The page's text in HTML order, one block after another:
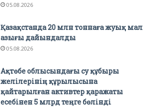
05.08.2026
Қазақстанда 20 млн тоннаға жуық мал
азығы дайындалды
05.08.2026
Ақтөбе облысындағы су құбыры
желілерінің құрылысына
қайтарылған активтер қаражаты
есебінен 5 млрд теңге бөлінді